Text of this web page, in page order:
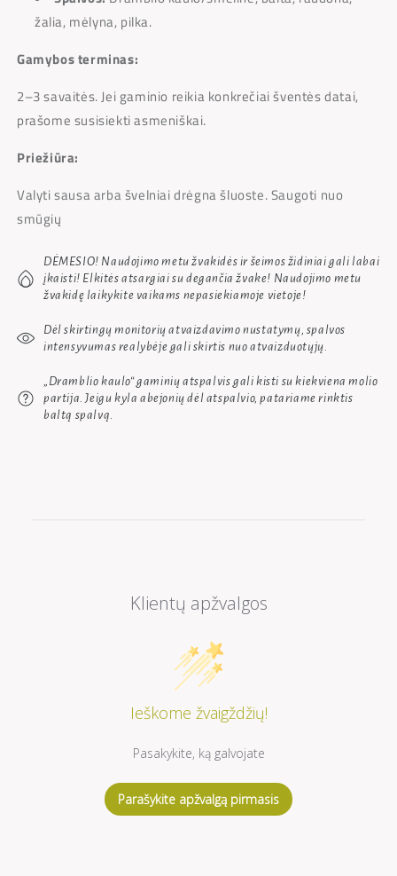
žalia, mėlyna, pilka.
Gamybos terminas:
2–3 savaitės. Jei gaminio reikia konkrečiai šventės datai,
prašome susisiekti asmeniškai.
Priežiūra:
Valyti sausa arba švelniai drėgna šluoste. Saugoti nuo
smūgių
DĖMESIO! Naudojimo metu žvakidės ir šeimos židiniai gali labai
įkaisti! Elkitės atsargiai su degančia žvake! Naudojimo metu
žvakidę laikykite vaikams nepasiekiamoje vietoje!
Dėl skirtingų monitorių atvaizdavimo nustatymų, spalvos
intensyvumas realybėje gali skirtis nuo atvaizduotųjų.
„Dramblio kaulo“gaminių atspalvis gali kisti su kiekviena molio
partija. Jeigu kyla abejonių dėl atspalvio, patariame rinktis
baltą spalvą.
Klientų apžvalgos
Ieškome žvaigždžių!
Pasakykite, ką galvojate
Parašykite apžvalgą pirmasis